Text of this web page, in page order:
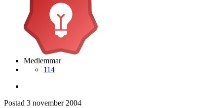
Medlemmar
114
Postad 3 november 2004